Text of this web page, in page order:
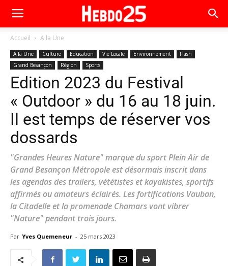
Accueil A la Une
A la Une Culture Education Vie Locale Environnement
Flash
Grand Besançon
Région Sports
Edition 2023 du Festival
« Outdoor » du 16 au 18 juin.
Il est temps de réserver vos
dossards
"Grandes Heures Nature" marque du sport Plein Air de
Grand Besançon Métropole est désormais inscrit dans
les agendas des trailers, vététistes et kayakistes, sportifs
affirmés ou amateurs éclairés. Les fortifications Vauban,
la Citadelle et la promenade Chamars vont vibrer
"Nature" pendant trois jours.
Par Yves Quemeneur - 25 mars 2023